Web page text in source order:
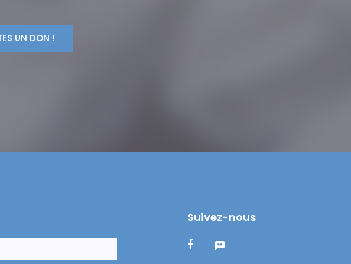
Suivez-nous